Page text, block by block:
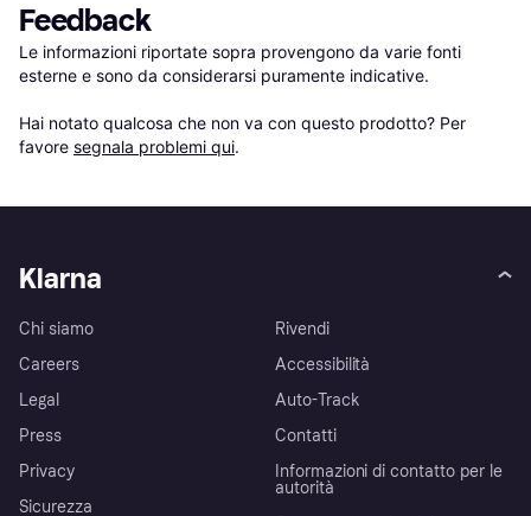
Feedback
Le informazioni riportate sopra provengono da varie fonti
esterne e sono da considerarsi puramente indicative.
Hai notato qualcosa che non va con questo prodotto? Per
favore segnala problemi qui.
Klarna
Chi siamo
Careers
Legal
Press
Privacy
Sicurezza
Rivendi
Accessibilità
Auto-Track
Contatti
Informazioni di contatto per le
autorità